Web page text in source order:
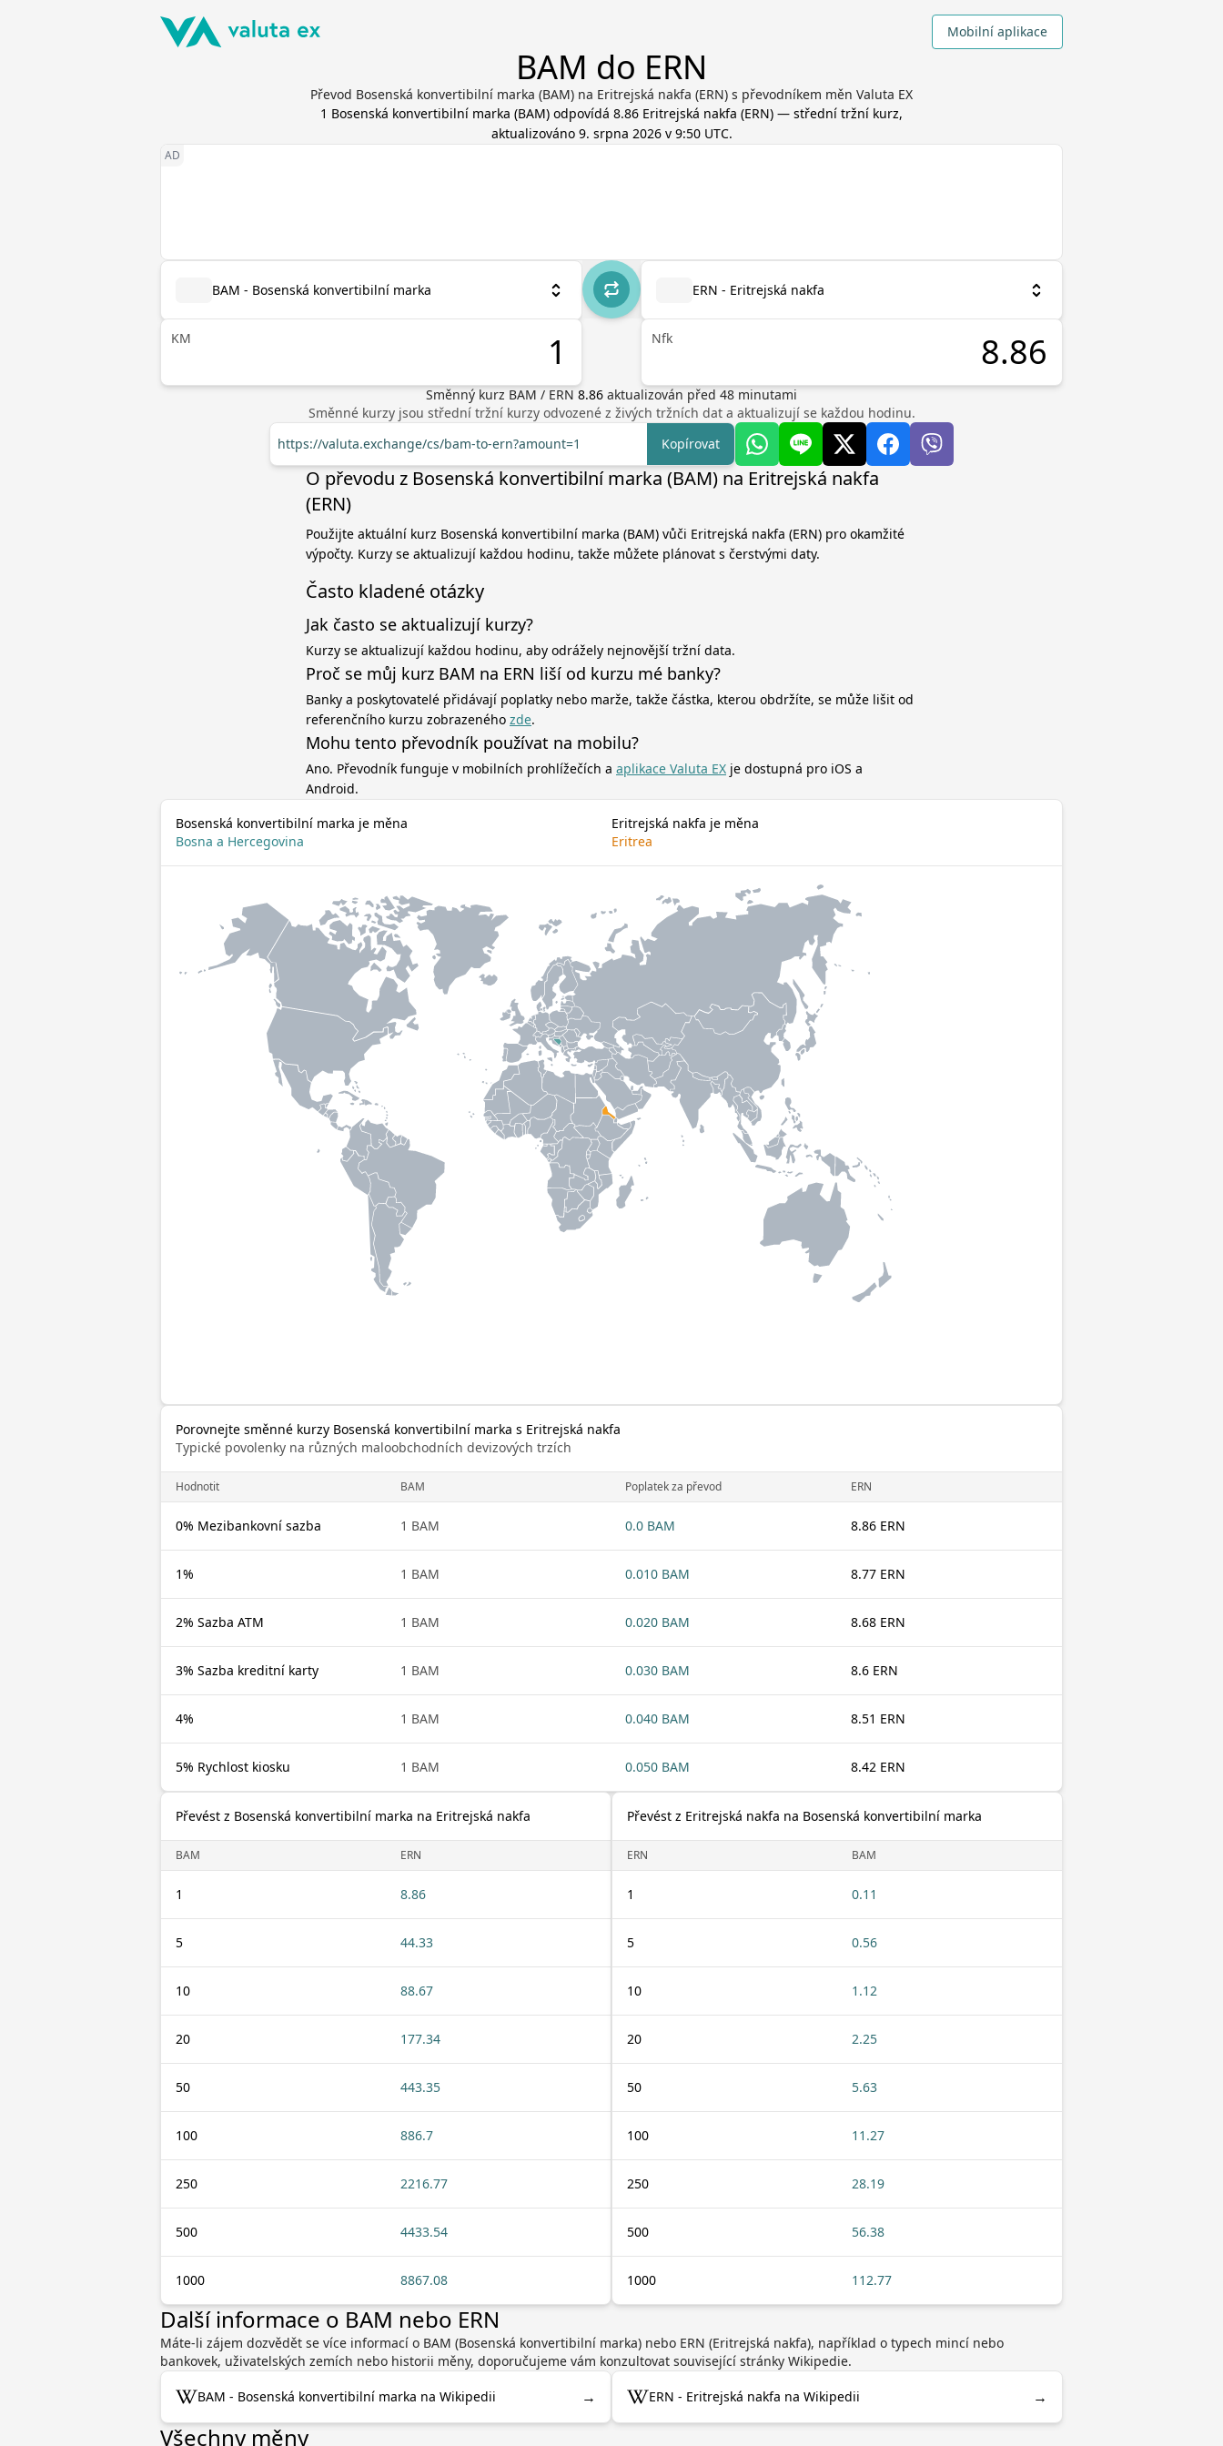
Mobilní aplikace
BAM do ERN
Převod Bosenská konvertibilní marka (BAM) na Eritrejská nakfa (ERN) s převodníkem měn Valuta EX
1 Bosenská konvertibilní marka (BAM) odpovídá 8.86 Eritrejská nakfa (ERN) — střední tržní kurz,
aktualizováno 9. srpna 2026 v 9:50 UTC.
BAM - Bosenská konvertibilní marka
KM
ERN - Eritrejská nakfa
Nfk
Směnný kurz BAM / ERN 8.86 aktualizován před 48 minutami
Směnné kurzy jsou střední tržní kurzy odvozené z živých tržních dat a aktualizují se každou hodinu.
https://valuta.exchange/cs/bam-to-ern?amount=1
Kopírovat
O převodu z Bosenská konvertibilní marka (BAM) na Eritrejská nakfa
(ERN)
Použijte aktuální kurz Bosenská konvertibilní marka (BAM) vůči Eritrejská nakfa (ERN) pro okamžité
výpočty. Kurzy se aktualizují každou hodinu, takže můžete plánovat s čerstvými daty.
Často kladené otázky
Jak často se aktualizují kurzy?
Kurzy se aktualizují každou hodinu, aby odrážely nejnovější tržní data.
Proč se můj kurz BAM na ERN liší od kurzu mé banky?
Banky a poskytovatelé přidávají poplatky nebo marže, takže částka, kterou obdržíte, se může lišit od
referenčního kurzu zobrazeného zde.
Mohu tento převodník používat na mobilu?
Ano. Převodník funguje v mobilních prohlížečích a aplikace Valuta EX je dostupná pro iOS a
Android.
Bosenská konvertibilní marka je měna
Bosna a Hercegovina
Eritrejská nakfa je měna
Eritrea
Porovnejte směnné kurzy Bosenská konvertibilní marka s Eritrejská nakfa
Typické povolenky na různých maloobchodních devizových trzích
Hodnotit BAM Poplatek za převod ERN
0% Mezibankovní sazba 1 BAM 0.0 BAM 8.86 ERN
1% 1 BAM 0.010 BAM 8.77 ERN
2% Sazba ATM 1 BAM 0.020 BAM 8.68 ERN
3% Sazba kreditní karty 1 BAM 0.030 BAM 8.6 ERN
4% 1 BAM 0.040 BAM 8.51 ERN
5% Rychlost kiosku 1 BAM 0.050 BAM 8.42 ERN
Převést z Bosenská konvertibilní marka na Eritrejská nakfa
BAM ERN
1 8.86
5 44.33
10 88.67
20 177.34
50 443.35
100 886.7
250 2216.77
500 4433.54
1000 8867.08
Převést z Eritrejská nakfa na Bosenská konvertibilní marka
ERN BAM
1 0.11
5 0.56
10 1.12
20 2.25
50 5.63
100 11.27
250 28.19
500 56.38
1000 112.77
Další informace o BAM nebo ERN
Máte-li zájem dozvědět se více informací o BAM (Bosenská konvertibilní marka) nebo ERN (Eritrejská nakfa), například o typech mincí nebo
bankovek, uživatelských zemích nebo historii měny, doporučujeme vám konzultovat související stránky Wikipedie.
BAM - Bosenská konvertibilní marka na Wikipedii → ERN - Eritrejská nakfa na Wikipedii →
Všechny měny